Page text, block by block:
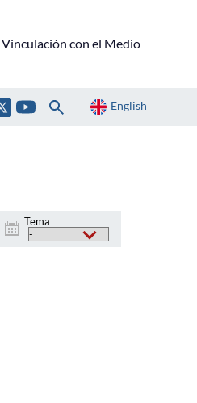
Vinculación con el Medio
English
Tema